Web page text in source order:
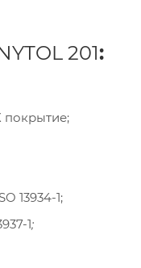
201:
покрытие;
13934-1;
1;